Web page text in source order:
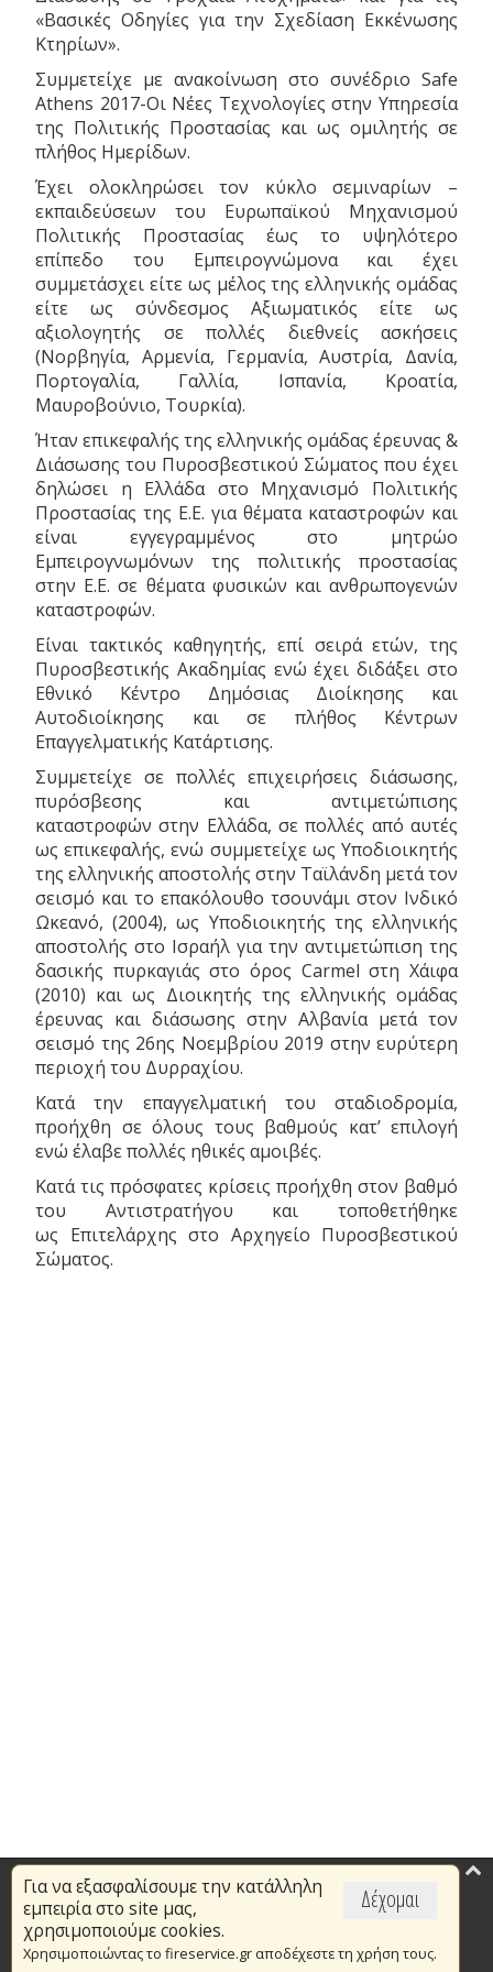
«Βασικές Οδηγίες για την Σχεδίαση Εκκένωσης
Κτηρίων».
Συμμετείχε με ανακοίνωση στο συνέδριο Safe
Athens 2017-Οι Νέες Τεχνολογίες στην Υπηρεσία
της Πολιτικής Προστασίας και ως ομιλητής σε
πλήθος Ημερίδων.
Έχει ολοκληρώσει τον κύκλο σεμιναρίων –
εκπαιδεύσεων του Ευρωπαϊκού Μηχανισμού
Πολιτικής Προστασίας έως το υψηλότερο
επίπεδο του Εμπειρογνώμονα και έχει
συμμετάσχει είτε ως μέλος της ελληνικής ομάδας
είτε ως σύνδεσμος Αξιωματικός είτε ως
αξιολογητής σε πολλές διεθνείς ασκήσεις
(Νορβηγία, Αρμενία, Γερμανία, Αυστρία, Δανία,
Πορτογαλία, Γαλλία, Ισπανία, Κροατία,
Μαυροβούνιο, Τουρκία).
Ήταν επικεφαλής της ελληνικής ομάδας έρευνας &
Διάσωσης του Πυροσβεστικού Σώματος που έχει
δηλώσει η Ελλάδα στο Μηχανισμό Πολιτικής
Προστασίας της Ε.Ε. για θέματα καταστροφών και
είναι εγγεγραμμένος στο μητρώο
Εμπειρογνωμόνων της πολιτικής προστασίας
στην Ε.Ε. σε θέματα φυσικών και ανθρωπογενών
καταστροφών.
Είναι τακτικός καθηγητής, επί σειρά ετών, της
Πυροσβεστικής Ακαδημίας ενώ έχει διδάξει στο
Εθνικό Κέντρο Δημόσιας Διοίκησης και
Αυτοδιοίκησης και σε πλήθος Κέντρων
Επαγγελματικής Κατάρτισης.
Συμμετείχε σε πολλές επιχειρήσεις διάσωσης,
πυρόσβεσης και αντιμετώπισης
καταστροφών στην Ελλάδα, σε πολλές από αυτές
ως επικεφαλής, ενώ συμμετείχε ως Υποδιοικητής
της ελληνικής αποστολής στην Ταϊλάνδη μετά τον
σεισμό και το επακόλουθο τσουνάμι στον Ινδικό
Ωκεανό, (2004), ως Υποδιοικητής της ελληνικής
αποστολής στο Ισραήλ για την αντιμετώπιση της
δασικής πυρκαγιάς στο όρος Carmel στη Χάιφα
(2010) και ως Διοικητής της ελληνικής ομάδας
έρευνας και διάσωσης στην Αλβανία μετά τον
σεισμό της 26ης Νοεμβρίου 2019 στην ευρύτερη
περιοχή του Δυρραχίου.
Κατά την επαγγελματική του σταδιοδρομία,
προήχθη σε όλους τους βαθμούς κατ’ επιλογή
ενώ έλαβε πολλές ηθικές αμοιβές.
Κατά τις πρόσφατες κρίσεις προήχθη στον βαθμό
του Αντιστρατήγου και τοποθετήθηκε
ως Επιτελάρχης στο Αρχηγείο Πυροσβεστικού
Σώματος.
Δέχομαι
Για να εξασφαλίσουμε την κατάλληλη
εμπειρία στο site μας,
χρησιμοποιούμε cookies.
Χρησιμοποιώντας το fireservice.gr αποδέχεστε τη χρήση τους.
Επικαιρότητα
Το Πυροσβεστικό Σώμα